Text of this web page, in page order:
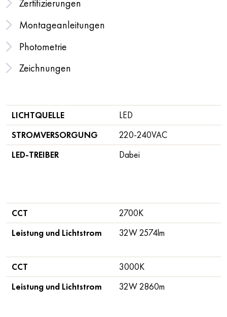
Zertifizierungen
Montageanleitungen
Photometrie
Zeichnungen
CCT
2700K
Leistung und Lichtstrom
32W 2574lm
CCT
3000K
Leistung und Lichtstrom
32W 2860m
LICHTQUELLE
LED
STROMVERSORGUNG
220-240VAC
LED-TREIBER
Dabei